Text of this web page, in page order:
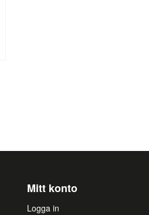
Mitt konto
Logga in